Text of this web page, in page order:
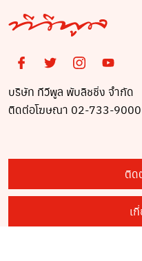
บริษัท ทีวีพูล พับลิชชิ่ง จำกัด
ติดต่อโฆษณา 02-733-
ติด
เ